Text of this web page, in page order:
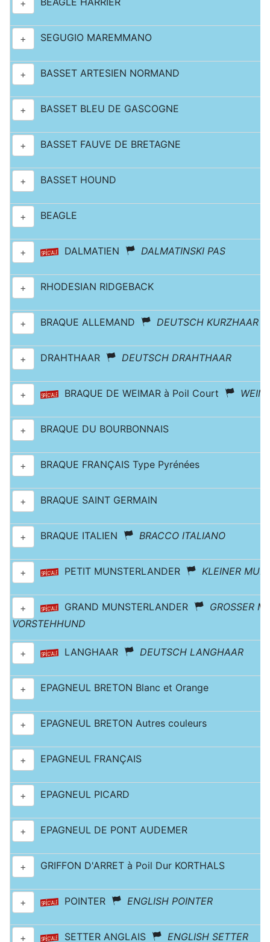
+
+ SEGUGIO MAREMMANO
+ BASSET ARTESIEN NORMAND
+ BASSET BLEU DE GASCOGNE
+ BASSET FAUVE DE BRETAGNE
+ BASSET HOUND
+ BEAGLE
+ DALMATIEN DALMATINSKI PAS
+ RHODESIAN RIDGEBACK
+ BRAQUE ALLEMAND DEUTSCH KURZHAAR
+ DRAHTHAAR DEUTSCH DRAHTHAAR
+ BRAQUE DE WEIMAR à Poil Court
+ BRAQUE DU BOURBONNAIS
+ BRAQUE FRANÇAIS Type Pyrénées
+ BRAQUE SAINT GERMAIN
+ BRAQUE ITALIEN BRACCO ITALIANO
+ PETIT MUNSTERLANDER KLEINER
+ GRAND MUNSTERLANDER
GROSSER
VORSTEHHUND
+ LANGHAAR DEUTSCH LANGHAAR
+ EPAGNEUL BRETON Blanc et Orange
+ EPAGNEUL BRETON Autres couleurs
+ EPAGNEUL FRANÇAIS
+ EPAGNEUL PICARD
+ EPAGNEUL DE PONT AUDEMER
+ GRIFFON D'ARRET à Poil Dur KORTHALS
+ POINTER ENGLISH POINTER
+ SETTER ANGLAIS ENGLISH SETTER